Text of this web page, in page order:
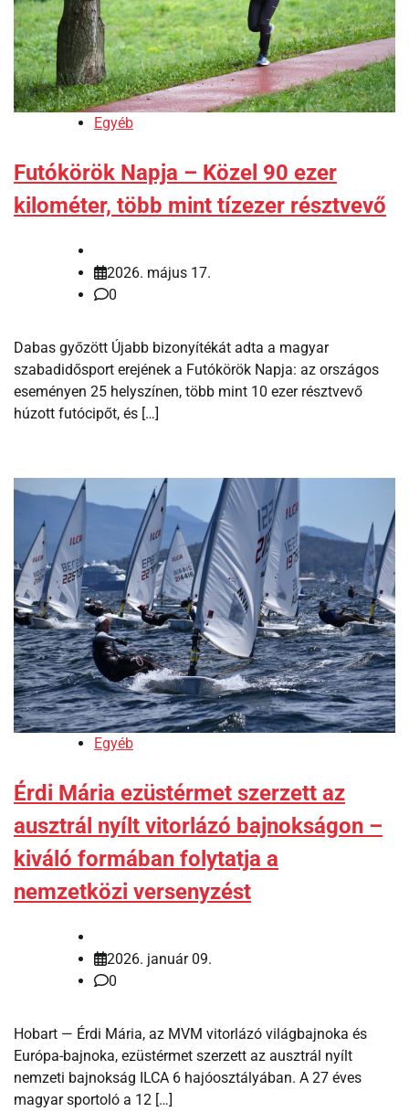
Egyéb
Futókörök Napja – Közel 90 ezer
kilométer, több mint tízezer résztvevő
2026. május 17.
0
Dabas győzött Újabb bizonyítékát adta a magyar
szabadidősport erejének a Futókörök Napja: az országos
eseményen 25 helyszínen, több mint 10 ezer résztvevő
húzott futócipőt, és […]
Egyéb
Érdi Mária ezüstérmet szerzett az
ausztrál nyílt vitorlázó bajnokságon –
kiváló formában folytatja a
nemzetközi versenyzést
2026. január 09.
0
Hobart — Érdi Mária, az MVM vitorlázó világbajnoka és
Európa-bajnoka, ezüstérmet szerzett az ausztrál nyílt
nemzeti bajnokság ILCA 6 hajóosztályában. A 27 éves
magyar sportoló a 12 […]